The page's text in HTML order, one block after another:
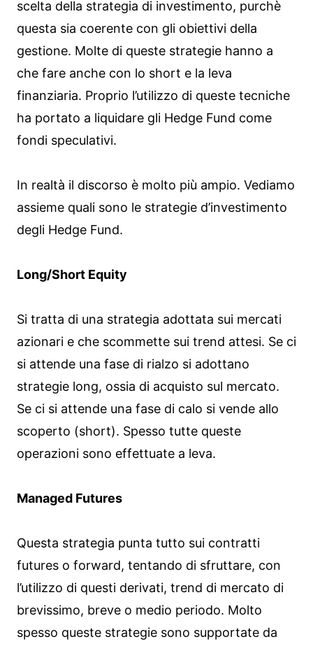
scelta della strategia di investimento, purchè
questa sia coerente con gli obiettivi della
gestione. Molte di queste strategie hanno a
che fare anche con lo short e la leva
finanziaria. Proprio l’utilizzo di queste tecniche
ha portato a liquidare gli Hedge Fund come
fondi speculativi.
In realtà il discorso è molto più ampio. Vediamo
assieme quali sono le strategie d’investimento
degli Hedge Fund.
Long/Short Equity
Si tratta di una strategia adottata sui mercati
azionari e che scommette sui trend attesi. Se ci
si attende una fase di rialzo si adottano
strategie long, ossia di acquisto sul mercato.
Se ci si attende una fase di calo si vende allo
scoperto (short). Spesso tutte queste
operazioni sono effettuate a leva.
Managed Futures
Questa strategia punta tutto sui contratti
futures o forward, tentando di sfruttare, con
l’utilizzo di questi derivati, trend di mercato di
brevissimo, breve o medio periodo. Molto
spesso queste strategie sono supportate da